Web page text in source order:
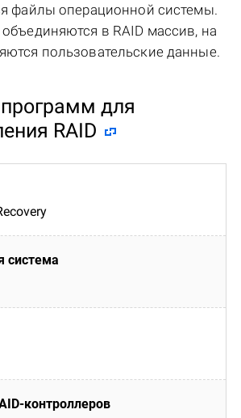
файлы операционной системы.
в RAID массив, на
пользовательские данные.
для
RAID